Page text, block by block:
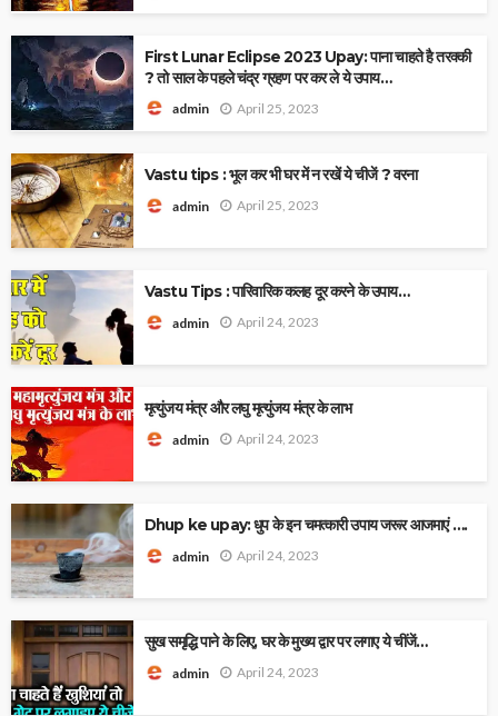
First Lunar Eclipse 2023 Upay: पाना चाहते है तरक्की
? तो साल के पहले चंद्र ग्रहण पर कर ले ये उपाय…
admin April 25, 2023
Vastu tips : भूल कर भी घर में न रखें ये चीजें ? वरना
admin April 25, 2023
Vastu Tips : पारिवारिक कलह दूर करने के उपाय…
admin April 24, 2023
मृत्युंजय मंत्र और लघु मृत्युंजय मंत्र के लाभ
admin April 24, 2023
Dhup ke upay: धुप के इन चमत्कारी उपाय जरूर आजमाएं ….
admin April 24, 2023
सुख समृद्धि पाने के लिए, घर के मुख्य द्वार पर लगाए ये चींजें…
admin April 24, 2023